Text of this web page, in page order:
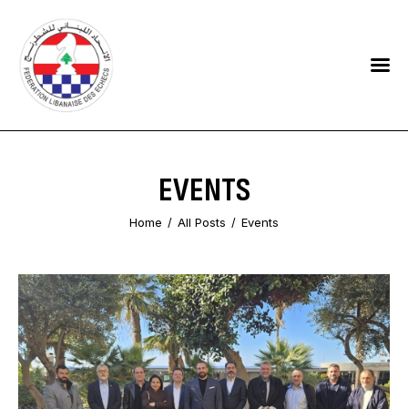
EVENTS
Home All Posts Events
HOME
FEDERATION